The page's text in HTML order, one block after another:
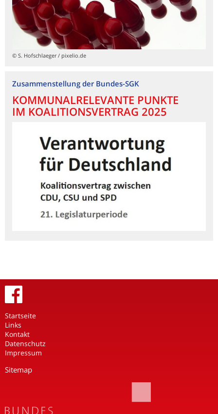
© S. Hofschlaeger / pixelio.de
Zusammenstellung der Bundes-SGK
KOMMUNALRELEVANTE PUNKTE
IM KOALITIONSVERTRAG 2025
Startseite
Links
Kontakt
Datenschutz
Impressum
Sitemap